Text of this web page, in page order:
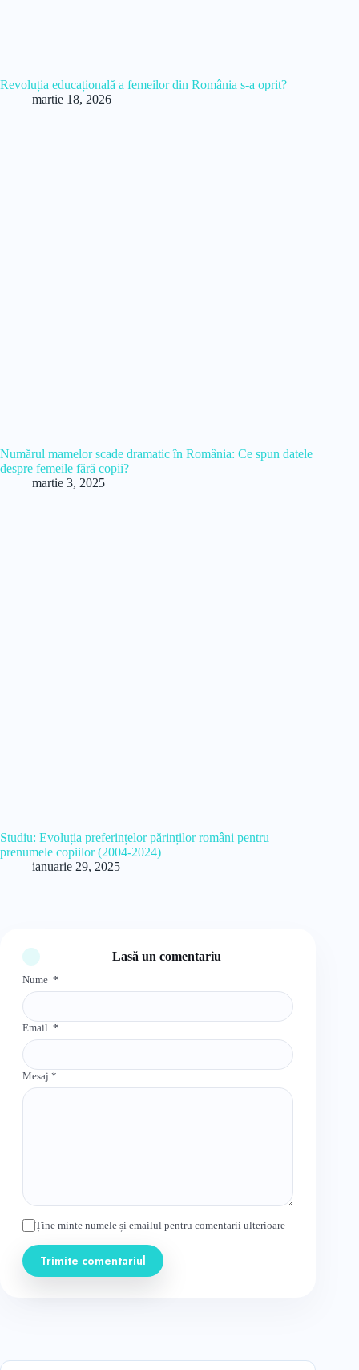
Revoluția educațională a femeilor din România s-a oprit?
martie 18, 2026
Numărul mamelor scade dramatic în România: Ce spun datele
despre femeile fără copii?
martie 3, 2025
Studiu: Evoluția preferințelor părinților români pentru
prenumele copiilor (2004-2024)
ianuarie 29, 2025
Lasă un comentariu
Nume *
Email *
Mesaj *
Ține minte numele și emailul pentru comentarii ulterioare
Trimite comentariul